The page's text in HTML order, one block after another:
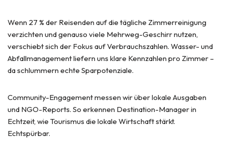
Wenn 27 % der Reisenden auf die tägliche Zimmerreinigung
verzichten und genauso viele Mehrweg-Geschirr nutzen,
verschiebt sich der Fokus auf Verbrauchszahlen. Wasser- und
Abfallmanagement liefern uns klare Kennzahlen pro Zimmer –
da schlummern echte Sparpotenziale.
Community-Engagement messen wir über lokale Ausgaben
und NGO-Reports. So erkennen Destination-Manager in
Echtzeit, wie Tourismus die lokale Wirtschaft stärkt.
Echtspürbar.